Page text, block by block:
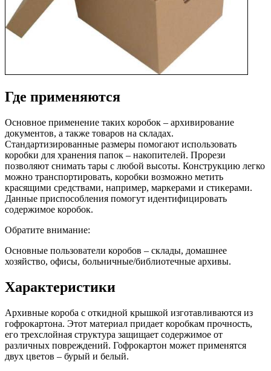
Где применяются
Основное применение таких коробок – архивирование
документов, а также товаров на складах.
Стандартизированные размеры помогают использовать
коробки для хранения папок – накопителей. Прорези
позволяют снимать тары с любой высоты. Конструкцию легко
можно транспортировать, коробки возможно метить
красящими средствами, например, маркерами и стикерами.
Данные приспособления помогут идентифицировать
содержимое коробок.
Обратите внимание:
Основные пользователи коробов – склады, домашнее
хозяйство, офисы, больничные/библиотечные архивы.
Характеристики
Архивные короба с откидной крышкой изготавливаются из
гофрокартона. Этот материал придает коробкам прочность,
его трехслойная структура защищает содержимое от
различных повреждений. Гофрокартон может применятся
двух цветов – бурый и белый.